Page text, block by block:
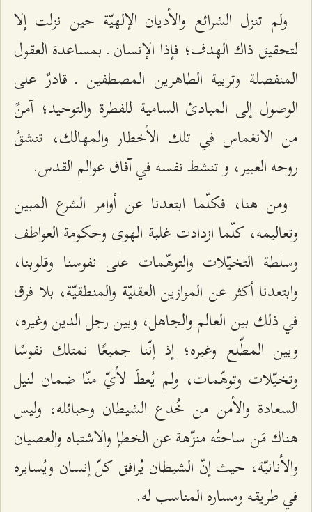
ولم تنزل الشرائع والأديان الإلهيّة حين نزلت إلا
لتحقيق ذاك الهدف؛ فإذا الإنسان ـ بمساعدة العقول
المنفصلة وتربية الطاهرين المصطفين ـ قادرٌ على
الوصول إلى المبادئ السامية للفطرة والتوحيد؛ آمنٌ
من الانغماس في تلك الأخطار والمهالك، تنشقُ
روحه العبير، و تنشط نفسه في آفاق عوالم القدس.
ومن هنا، فكلّما ابتعدنا عن أوامر الشرع المبين
وتعاليمه، كلّما ازدادت غلبة الهوى وحكومة العواطف
وسلطة التخيّلات والتوهّمات على نفوسنا وقلوبنا،
وابتعدنا أكثر عن الموازين العقليّة والمنطقيّة، بلا فرق
في ذلك بين العالم والجاهل، وبين رجل الدين وغيره،
وبين المطّلع وغيره؛ إذ إنّنا جميعًا نمتلك نفوسًا
وتخيّلات وتوهّمات، ولم يُعطَ لأيّ منّا ضمان لنيل
السعادة والأمن من خُدع الشيطان وحبائله، وليس
هناك مَن ساحتُه منزّهة عن الخطإ والاشتباه والعصيان
والأنانيّة، حيث إنّ الشيطان يُرافق كلّ إنسان ويُسايره
في طريقه ومساره المناسب له.